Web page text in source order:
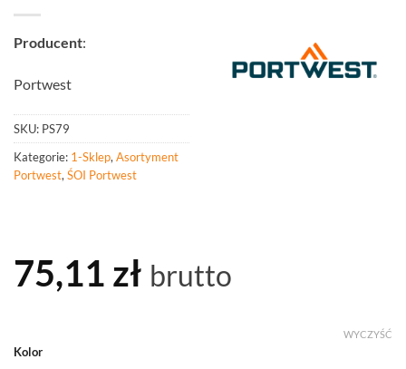
Producent:
Portwest
SKU: PS79
Kategorie: 1-Sklep, Asortyment
Portwest, ŚOI Portwest
75,11 zł brutto
Kolor
WYCZYŚĆ